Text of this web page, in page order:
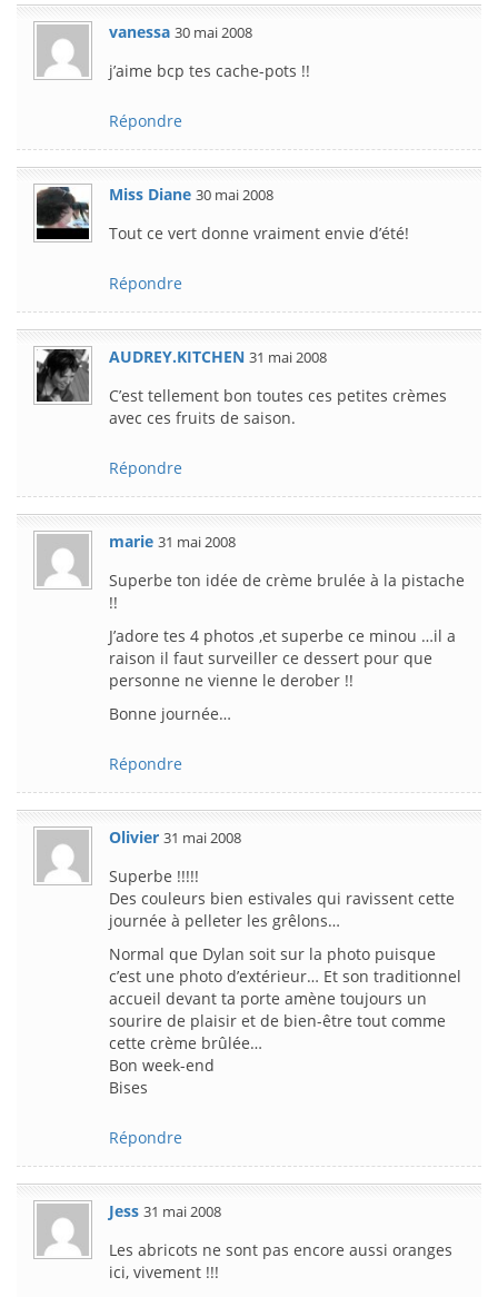
vanessa 30 mai 2008
j’aime bcp tes cache-pots !!
Répondre
Miss Diane 30 mai 2008
Tout ce vert donne vraiment envie d’été!
Répondre
AUDREY.KITCHEN 31 mai 2008
C’est tellement bon toutes ces petites crèmes
avec ces fruits de saison.
Répondre
marie 31 mai 2008
Superbe ton idée de crème brulée à la pistache
!!
J’adore tes 4 photos ,et superbe ce minou …il a
raison il faut surveiller ce dessert pour que
personne ne vienne le derober !!
Bonne journée…
Répondre
Olivier 31 mai 2008
Superbe !!!!!
Des couleurs bien estivales qui ravissent cette
journée à pelleter les grêlons…
Normal que Dylan soit sur la photo puisque
c’est une photo d’extérieur… Et son traditionnel
accueil devant ta porte amène toujours un
sourire de plaisir et de bien-être tout comme
cette crème brûlée…
Bon week-end
Bises
Répondre
Jess 31 mai 2008
Les abricots ne sont pas encore aussi oranges
ici, vivement !!!